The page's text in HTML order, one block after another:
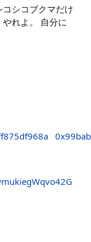
シコブクマだけ
れよ。 自分に